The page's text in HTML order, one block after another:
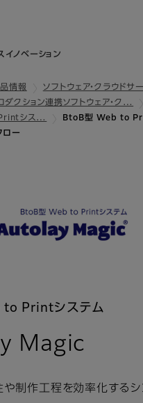
イノベーション
情報
ソフトウェア・クラウドサ
ダクション連携ソフトウェア・ク…
シス…
BtoB型 Web to
ロー
to Printシステム
Magic
制作工程を効率化するシ